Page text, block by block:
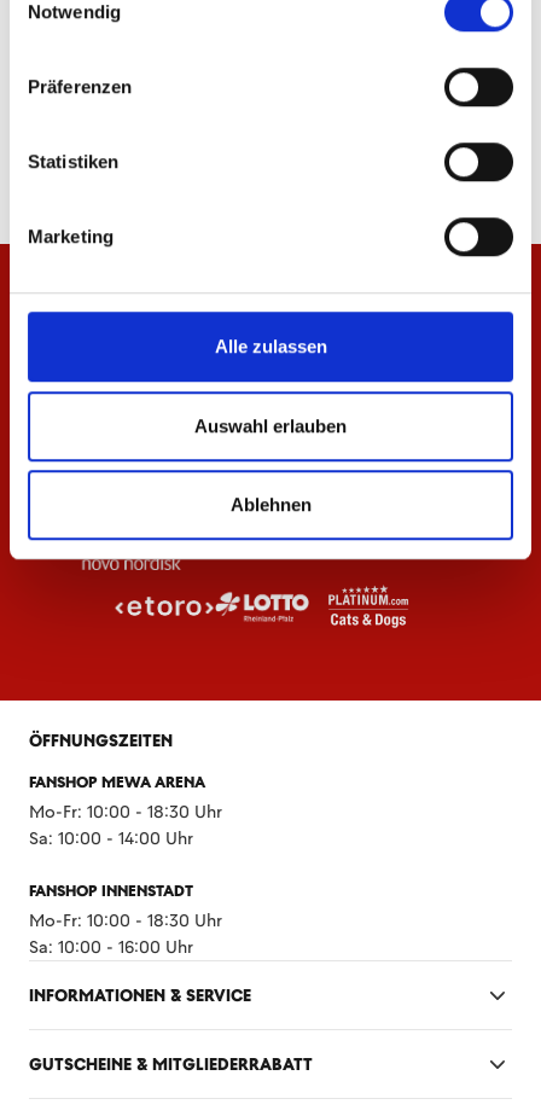
Notwendig
Präferenzen
Statistiken
Marketing
Alle zulassen
Auswahl erlauben
Ablehnen
ÖFFNUNGSZEITEN
FANSHOP MEWA ARENA
Mo-Fr: 10:00 - 18:30 Uhr
Sa: 10:00 - 14:00 Uhr
FANSHOP INNENSTADT
Mo-Fr: 10:00 - 18:30 Uhr
Sa: 10:00 - 16:00 Uhr
INFORMATIONEN & SERVICE
GUTSCHEINE & MITGLIEDERRABATT